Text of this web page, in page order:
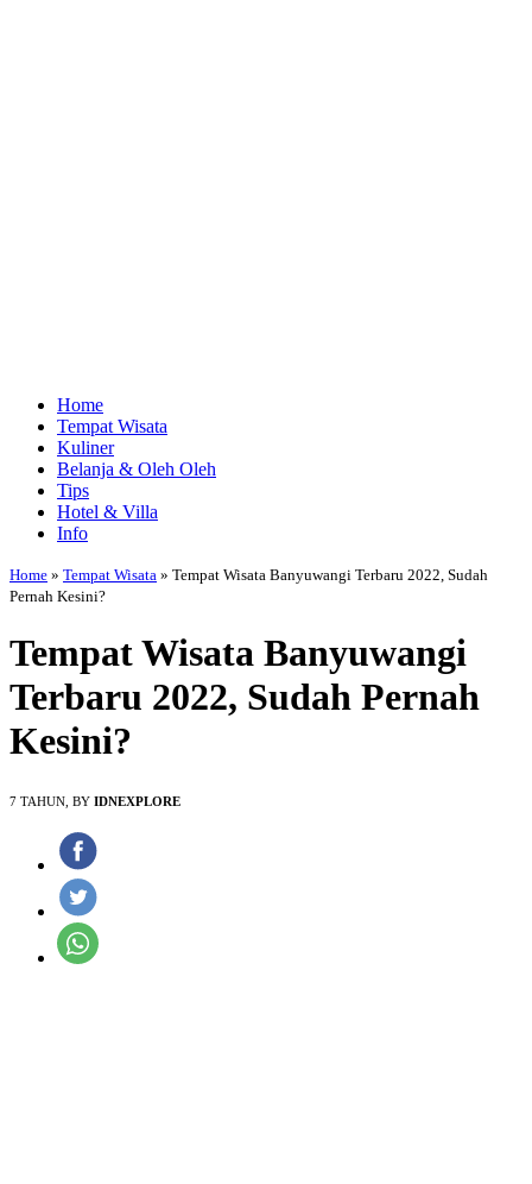
Home
Tempat Wisata
Kuliner
Belanja & Oleh Oleh
Tips
Hotel & Villa
Info
Home » Tempat Wisata » Tempat Wisata Banyuwangi Terbaru 2022, Sudah
Pernah Kesini?
Tempat Wisata Banyuwangi
Terbaru 2022, Sudah Pernah
Kesini?
7 TAHUN, BY IDNEXPLORE